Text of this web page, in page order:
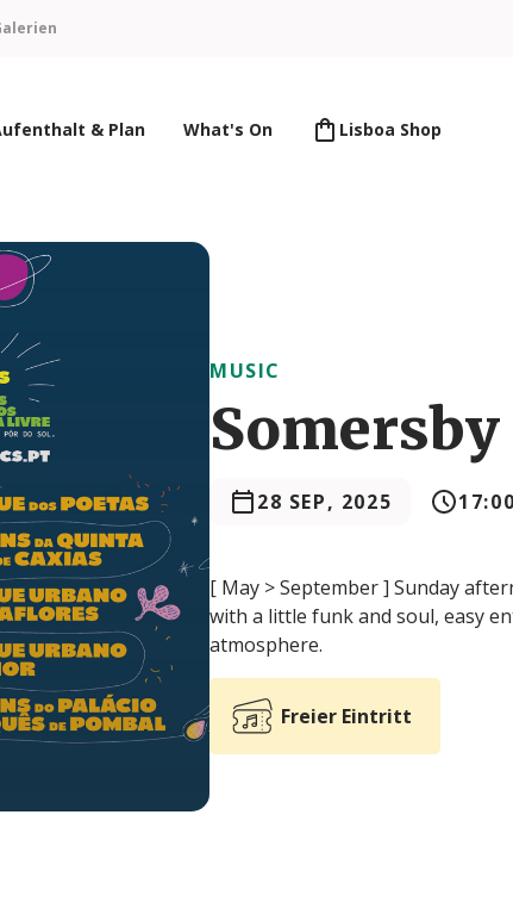
& Plan What's On Lisboa Shop
MUSIC
Somersby
28 SEP, 2025 17:00
[ May > September ] Sunday
with a little funk and soul, easy
atmosphere.
Freier Eintritt